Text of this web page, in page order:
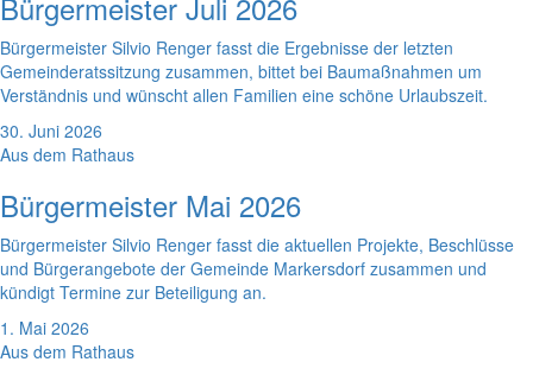
Bürgermeister Silvio Renger fasst die Ergebnisse der letzten
Gemeinderatssitzung zusammen, bittet bei Baumaßnahmen um
Verständnis und wünscht allen Familien eine schöne Urlaubszeit.
30. Juni 2026
Aus dem Rathaus
Bürgermeister Mai 2026
Bürgermeister Silvio Renger fasst die aktuellen Projekte, Beschlüsse
und Bürgerangebote der Gemeinde Markersdorf zusammen und
kündigt Termine zur Beteiligung an.
1. Mai 2026
Aus dem Rathaus